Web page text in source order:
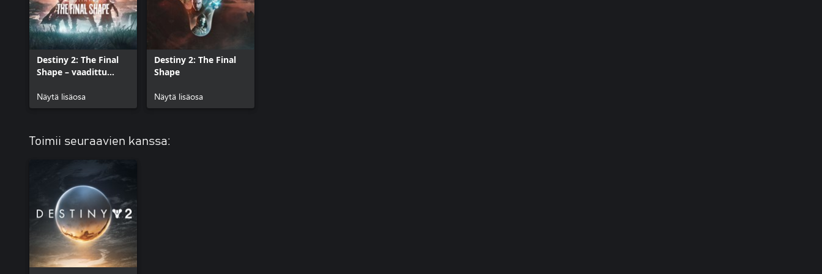
Destiny 2: The Final
Shape – vaadittu
Näytä lisäosa
Destiny 2: The Final
Shape
Näytä lisäosa
Toimii seuraavien kanssa: